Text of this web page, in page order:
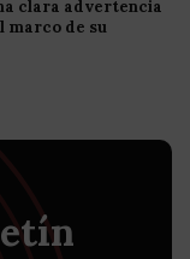
clara advertencia
marco de su